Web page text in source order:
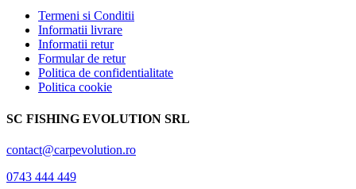
Termeni si Conditii
Informatii livrare
Informatii retur
Formular de retur
Politica de confidentialitate
Politica cookie
SC FISHING EVOLUTION SRL
contact@carpevolution.ro
0743 444 449